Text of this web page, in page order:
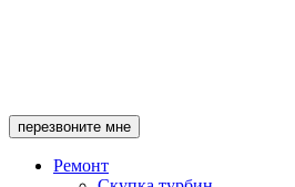
перезвоните мне
Ремонт